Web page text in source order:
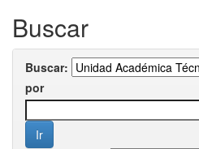
Buscar
Buscar:
por